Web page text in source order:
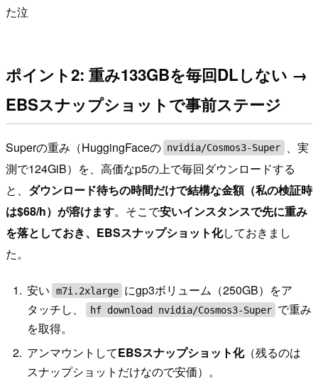
た泣
ポイント2: 重み133GBを毎回DLしない →
EBSスナップショットで事前ステージ
Superの重み（HuggingFaceの nvidia/Cosmos3-Super
、実
測で124GiB）を、高価なp5の上で毎回ダウンロードする
と、 ダウンロード待ちの時間だけで結構な金額（私の検証時
は$68/h）が溶けます。そこで安いインスタンスで先に重み
を落としておき、EBSスナップショット化しておきまし
た。
安い m7i.2xlarge にgp3ボリューム（250GB）をア
タッチし、
hf download nvidia/Cosmos3-Super で重み
を取得。
アンマウントしてEBSスナップショット化（残るのは
スナップショットだけなので安価）。